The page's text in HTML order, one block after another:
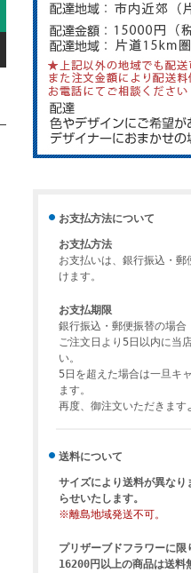
お支払方法について
お支払方法
お支払いは、銀行振込・
けます。
お支払期限
銀行振込・郵便振替の場合
ご注文日より5日以内に当
い。
5日を超えた場合は一旦キ
ます。
再度、御注文いただきます
送料について
サイズにより送料が異な
らせいたします。
※離島地域発送不可。
プリザーブドフラワーに限
16200円以上の商品は送料